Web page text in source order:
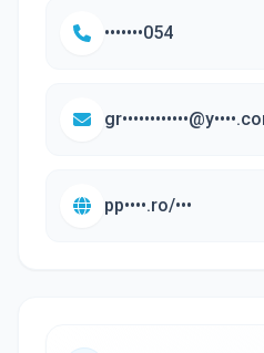
•••••••054
pp••••.ro/•••